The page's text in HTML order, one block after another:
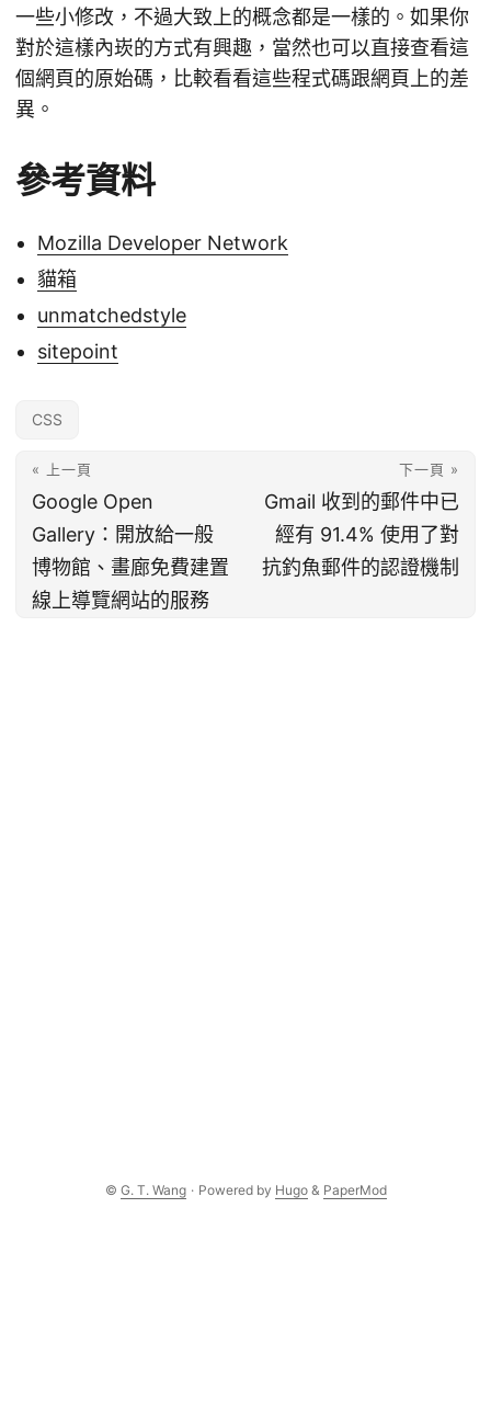
一些小修改，不過大致上的概念都是一樣的。如果你
對於這樣內崁的方式有興趣，當然也可以直接查看這
個網頁的原始碼，比較看看這些程式碼跟網頁上的差
異。
參考資料
Mozilla Developer Network
貓箱
unmatchedstyle
sitepoint
CSS
« 上一頁
Google Open
Gallery：開放給一般
博物館、畫廊免費建置
線上導覽網站的服務
下一頁 »
Gmail 收到的郵件中已
經有 91.4% 使用了對
抗釣魚郵件的認證機制
© G. T. Wang · Powered by Hugo& PaperMod